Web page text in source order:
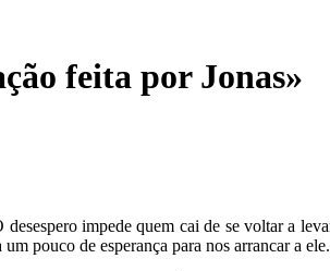
feita por Jonas»
impede quem cai de se voltar a
pouco de esperança para nos arrancar a